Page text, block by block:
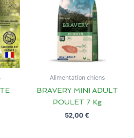
Alimentation chiens
BRAVERY MINI ADULT
POULET 7 Kg
52,00€